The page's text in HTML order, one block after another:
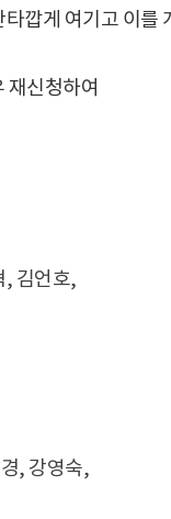
깝게 여기고 이
재신청하여
, 김언호,
, 강영숙,